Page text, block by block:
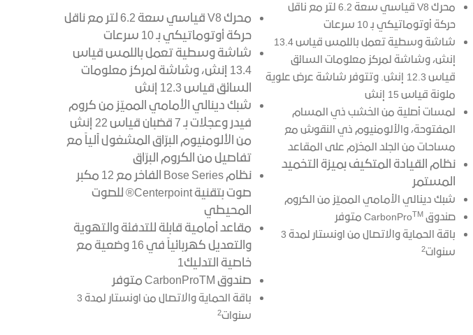
محرك V8 قياسي سعة 6.2 لتر مع ناقل
حركة أوتوماتيكي بـ 10 سرعات
شاشة وسطية تعمل باللمس قياس 13.4
إنش، وشاشة لمركز معلومات السائق
قياس 12.3 إنش. وتتوفر شاشة عرض علوية
ملونة قياس 15 إنش
لمسات أصلية من الخشب ذي المسام
المفتوحة، والألومنيوم ذي النقوش مع
مساحات من الجلد المخرّم على المقاعد
نظام القيادة المتكيف بميزة التخميد
المستمر
شبك دينالي الأمامي المميّز من الكروم
صندوق CarbonProTM
متوفر
باقة الحماية والاتصال من اونستار لمدة 3
سنوات2
محرك V8 قياسي سعة 6.2 لتر مع ناقل
حركة أوتوماتيكي بـ 10 سرعات
شاشة وسطية تعمل باللمس قياس
13.4 إنش، وشاشة لمركز معلومات
السائق قياس 12.3 إنش
شبك دينالي الأمامي المميّز من كروم
فيدر وعجلات بـ 7 قضبان قياس 22 إنش
من الألومنيوم البرّاق المشغول آلياً مع
تفاصيل من الكروم البرّاق
نظام Bose Series الفاخر مع 12 مكبر
صوت بتقنية Centerpoint® للصوت
المحيطي
مقاعد أمامية قابلة للتدفئة والتهوية
والتعديل كهربائياً في 16 وضعية مع
خاصية التدليك1
صندوق CarbonProTM متوفر
باقة الحماية والاتصال من اونستار لمدة 3
سنوات2